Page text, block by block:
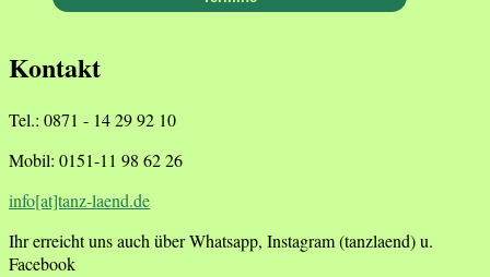
Kontakt
Tel.: 0871 - 14 29 92 10
Mobil: 0151-11 98 62 26
info[at]tanz-laend.de
Ihr erreicht uns auch über Whatsapp, Instagram (tanzlaend) u.
Facebook